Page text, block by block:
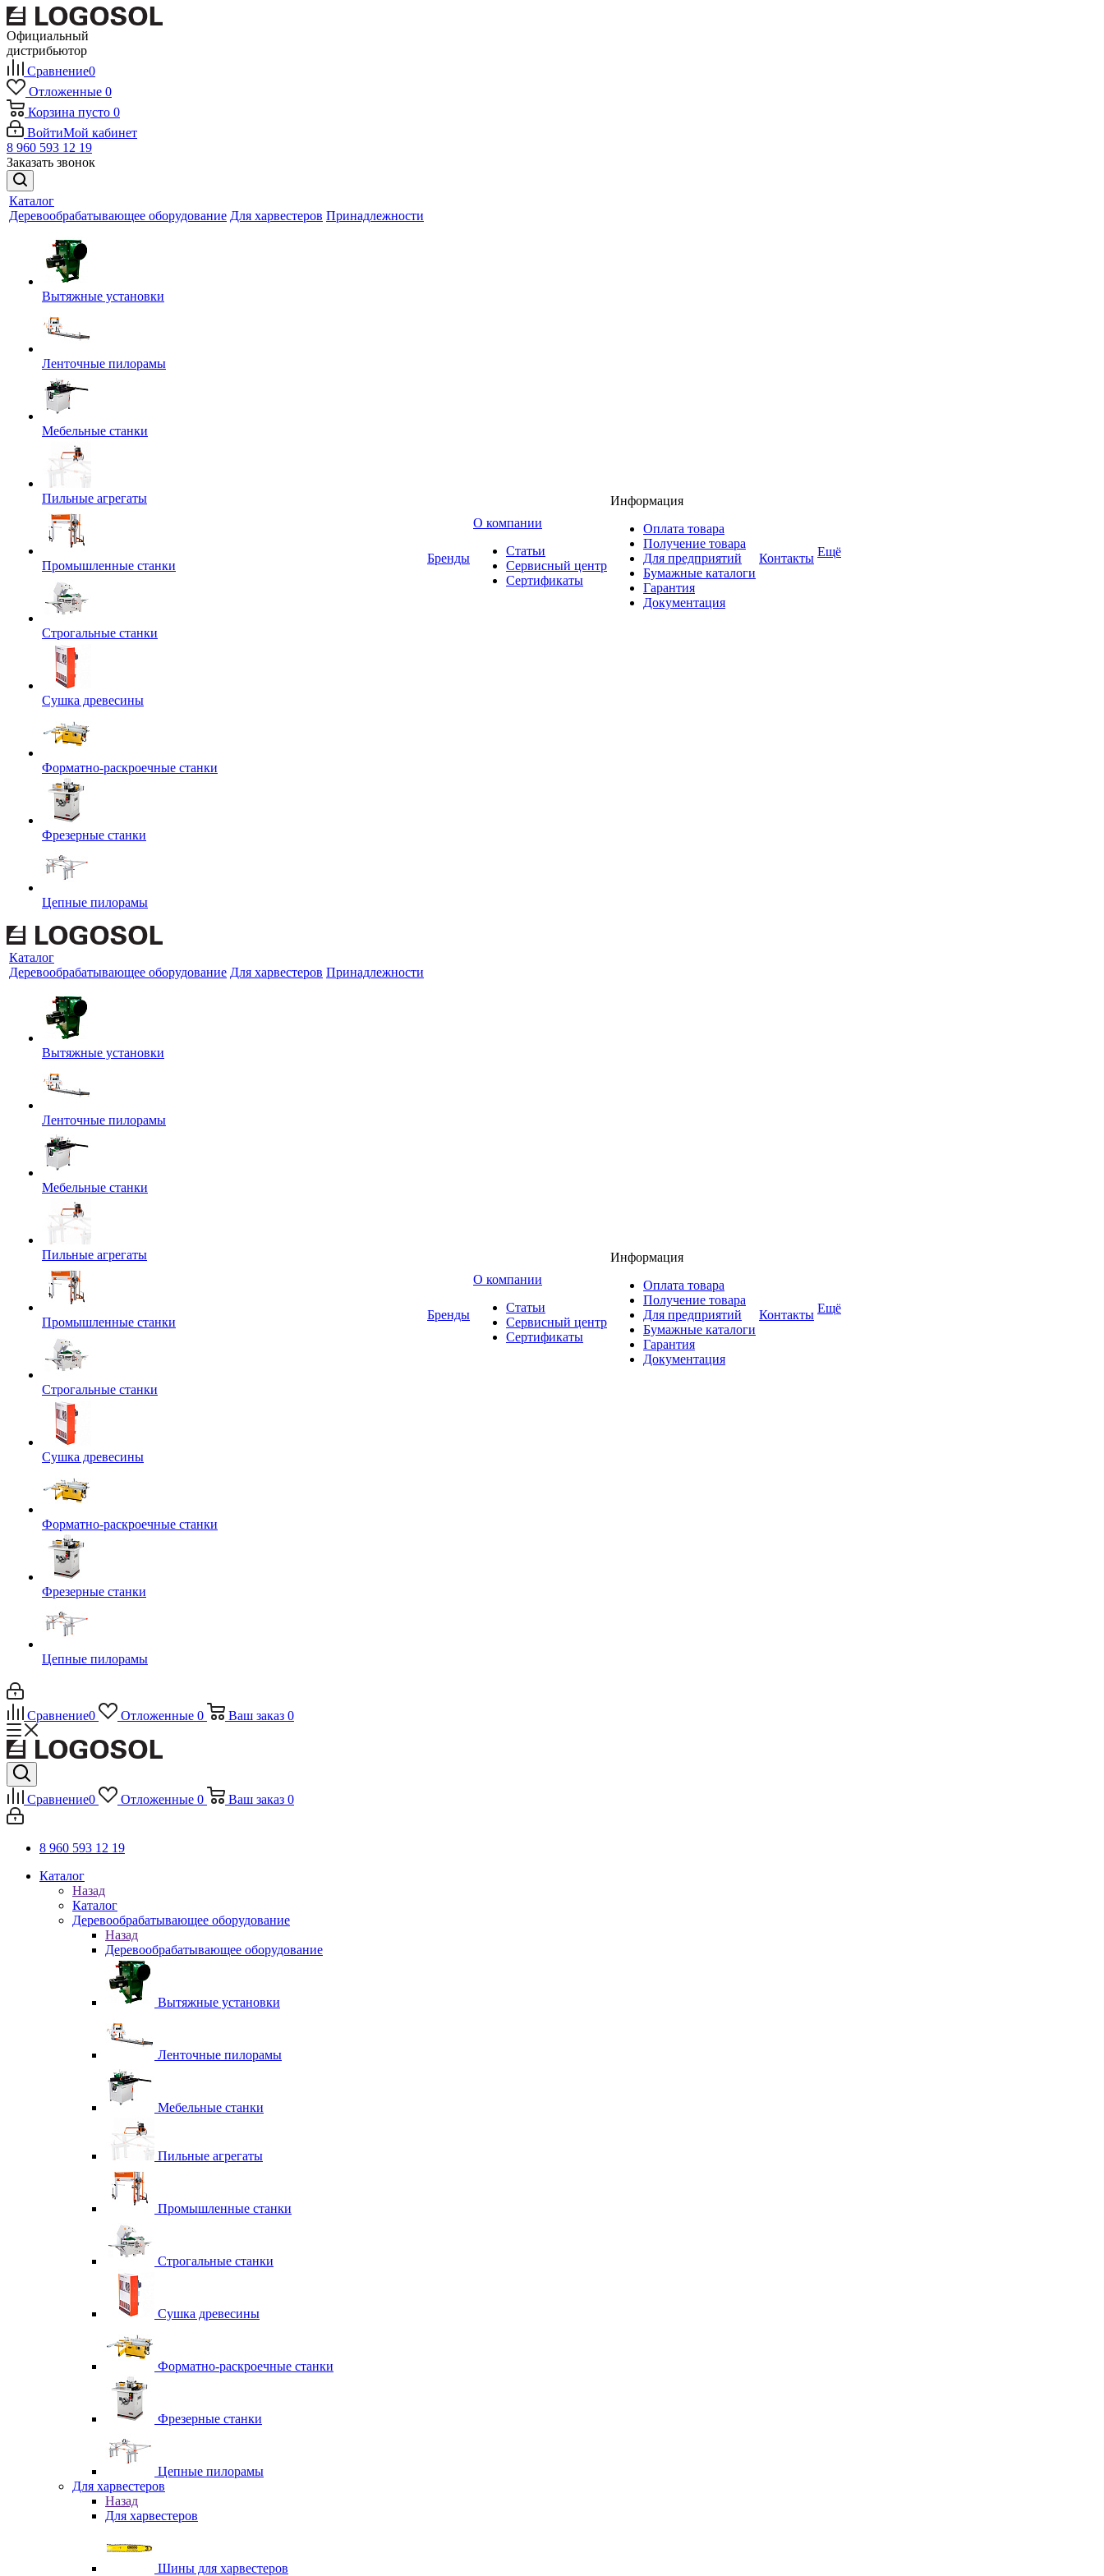
Официальный
дистрибьютор
Сравнение0
Отложенные 0
Корзина пусто 0
ВойтиМой кабинет
8 960 593 12 19
Заказать звонок
Каталог
Деревообрабатывающее оборудование Для харвестеров Принадлежности
Вытяжные установки
Ленточные пилорамы
Мебельные станки
Пильные агрегаты
Промышленные станки
Строгальные станки
Сушка древесины
Форматно-раскроечные станки
Фрезерные станки
Цепные пилорамы
Бренды
O компании
Статьи
Сервисный центр
Сертификаты
Информация
Оплата товара
Получение товара
Для предприятий
Бумажные каталоги
Гарантия
Документация
Контакты Ещё
Каталог
Деревообрабатывающее оборудование Для харвестеров Принадлежности
Вытяжные установки
Ленточные пилорамы
Мебельные станки
Пильные агрегаты
Промышленные станки
Строгальные станки
Сушка древесины
Форматно-раскроечные станки
Фрезерные станки
Цепные пилорамы
Бренды
O компании
Статьи
Сервисный центр
Сертификаты
Информация
Оплата товара
Получение товара
Для предприятий
Бумажные каталоги
Гарантия
Документация
Контакты Ещё
Сравнение0 Отложенные 0 Ваш заказ 0
Сравнение0 Отложенные 0 Ваш заказ 0
8 960 593 12 19
Каталог
Назад
Каталог
Деревообрабатывающее оборудование
Назад
Деревообрабатывающее оборудование
Вытяжные установки
Ленточные пилорамы
Мебельные станки
Пильные агрегаты
Промышленные станки
Строгальные станки
Сушка древесины
Форматно-раскроечные станки
Фрезерные станки
Цепные пилорамы
Для харвестеров
Назад
Для харвестеров
Шины для харвестеров